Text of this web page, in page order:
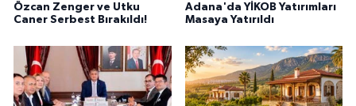
Özcan Zenger ve Utku
Caner Serbest Bırakıldı!
Adana'da YİKOB Yatırımları
Masaya Yatırıldı